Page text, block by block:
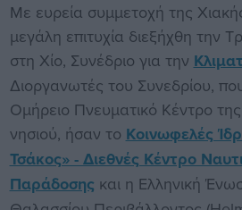
Με ευρεία συμμετοχή της
μεγάλη επιτυχία διεξήχθη την
στη Χίο, Συνέδριο για την
Διοργανωτές του Συνεδρίου,
Ομήρειο Πνευματικό Κέντρο
νησιού, ήσαν το Κοινωφελές
Τσάκος» - Διεθνές Κέντρο
Παράδοσης και η Ελληνική